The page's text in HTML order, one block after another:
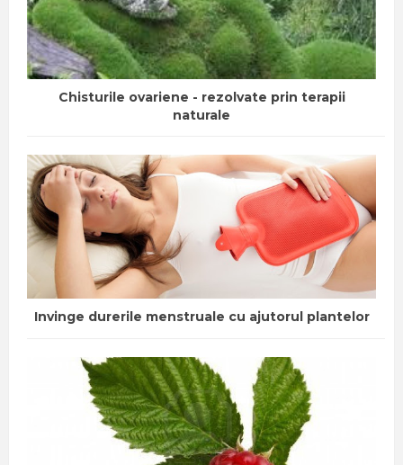
Chisturile ovariene - rezolvate prin terapii
naturale
Invinge durerile menstruale cu ajutorul plantelor